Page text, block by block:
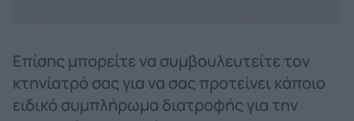
Επίσης μπορείτε να συμβουλευτείτε τον
κτηνίατρό σας για να σας προτείνει κάποιο
ειδικό συμπλήρωμα διατροφής για την